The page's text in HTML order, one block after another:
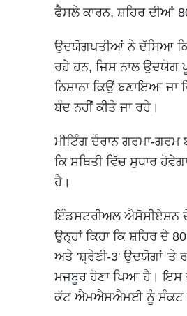
ਫੈਸਲੇ ਕਾਰਨ, ਸ਼ਹਿਰ ਦੀਆਂ
ਉਦਯੋਗਪਤੀਆਂ ਨੇ ਦੱਸਿਆ ਕਿ
ਰਹੇ ਹਨ, ਜਿਸ ਨਾਲ ਉਦਯੋਗ
ਨਿਸ਼ਾਨਾ ਕਿਉਂ ਬਣਾਇਆ ਜਾ
ਬੰਦ ਨਹੀਂ ਕੀਤੇ ਜਾ ਰਹੇ।
ਮੀਟਿੰਗ ਦੌਰਾਨ ਗਰਮਾ-
ਕਿ ਸਥਿਤੀ ਵਿੱਚ ਸੁਧਾਰ
ਹੈ।
ਇੰਡਸਟਰੀਅਲ ਐਸੋਸੀਏਸ਼ਨ
ਉਨ੍ਹਾਂ ਕਿਹਾ ਕਿ ਸ਼ਹਿਰ ਦੇ
ਅਤੇ 'ਸ਼੍ਰੇਣੀ-3' ਉਦਯੋਗਾਂ 'ਤੇ
ਮਜਬੂਰ ਹੋਣਾ ਪਿਆ ਹੈ। ਇਸ ਤੋਂ
ਕੱਟ ਐਮਐਸਐਮਈ ਨੂੰ ਸੰਕਟ